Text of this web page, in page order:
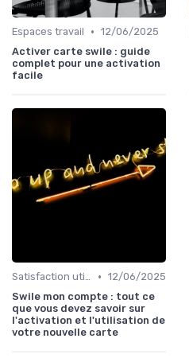
Espaces travail • 12/06/2025
Activer carte swile : guide
complet pour une activation
facile
Satisfaction utilisateurs • 12/06/2025
Swile mon compte : tout ce
que vous devez savoir sur
l'activation et l'utilisation de
votre nouvelle carte